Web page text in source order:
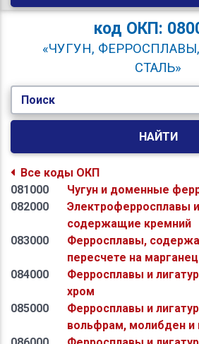
код ОКП:
«ЧУГУН,
СТАЛЬ»
Поиск
НАЙТИ
Все коды ОКП
081000
Чугун и доменные
082000
Электроферросплавы
содержащие кремний
083000
Ферросплавы,
пересчете на
084000
Ферросплавы и
хром
085000
Ферросплавы и
вольфрам, молибден и